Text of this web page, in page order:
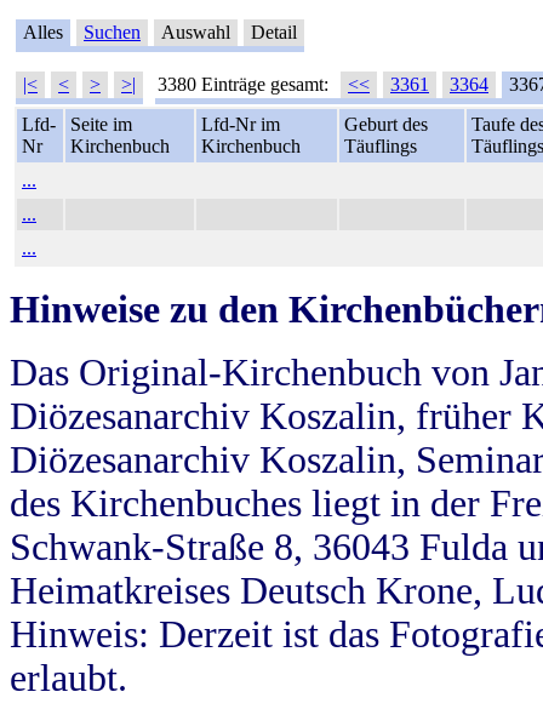
Alles Suchen Auswahl Detail
|< < > >| 3380 Einträge gesamt: << 3361 3364
Lfd-
Nr
Seite im
Kirchenbuch
Lfd-Nr im
Kirchenbuch
Geburt des
Täuflings
Taufe
Täuflings
...
...
...
Hinweise zu den
Das Original-Kirchenbuch von
Diözesanarchiv Koszalin, früher
Diözesanarchiv Koszalin,
des Kirchenbuches liegt in der
Schwank-Straße 8, 36043 Fulda
Heimatkreises Deutsch Krone,
Hinweis: Derzeit ist das
erlaubt.